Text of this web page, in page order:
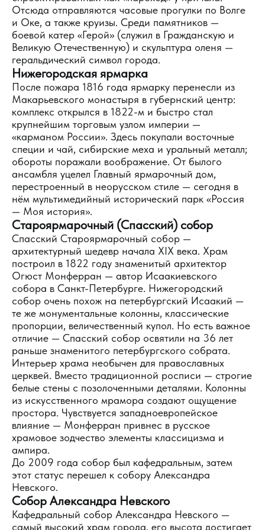
Отсюда отправляются часовые прогулки по Волге
и Оке, а также круизы. Среди памятников —
боевой катер «Герой» (служил в Гражданскую и
Великую Отечественную) и скульптура оленя —
геральдический символ города.
Нижегородская ярмарка
После пожара 1816 года ярмарку перенесли из
Макарьевского монастыря в губернский центр:
комплекс открылся в 1822-м и быстро стал
крупнейшим торговым узлом империи —
«карманом России». Здесь покупали восточные
специи и чай, сибирские меха и уральный металл;
обороты поражали воображение. От былого
ансамбля уцелел Главный ярмарочный дом,
перестроенный в неорусском стиле — сегодня в
нём мультимедийный исторический парк «Россия
— Моя история».
Староярмарочный (Спасский) собор
Спасский Староярмарочный собор —
архитектурный шедевр начала XIX века. Храм
построил в 1822 году знаменитый архитектор
Огюст Монферран — автор Исаакиевского
собора в Санкт-Петербурге. Нижегородский
собор очень похож на петербургский Исаакий —
те же монументальные колонны, классические
пропорции, величественный купол. Но есть важное
отличие — Спасский собор освятили на 36 лет
раньше знаменитого петербургского собрата.
Интерьер храма необычен для православных
церквей. Вместо традиционной росписи — строгие
белые стены с позолоченными деталями. Колонны
из искусственного мрамора создают ощущение
простора. Чувствуется западноевропейское
влияние — Монферран привнес в русское
храмовое зодчество элементы классицизма и
ампира.
До 2009 года собор был кафедральным, затем
этот статус перешел к собору Александра
Невского.
Собор Александра Невского
Кафедральный собор Александра Невского —
самый высокий храм города, его высота достигает